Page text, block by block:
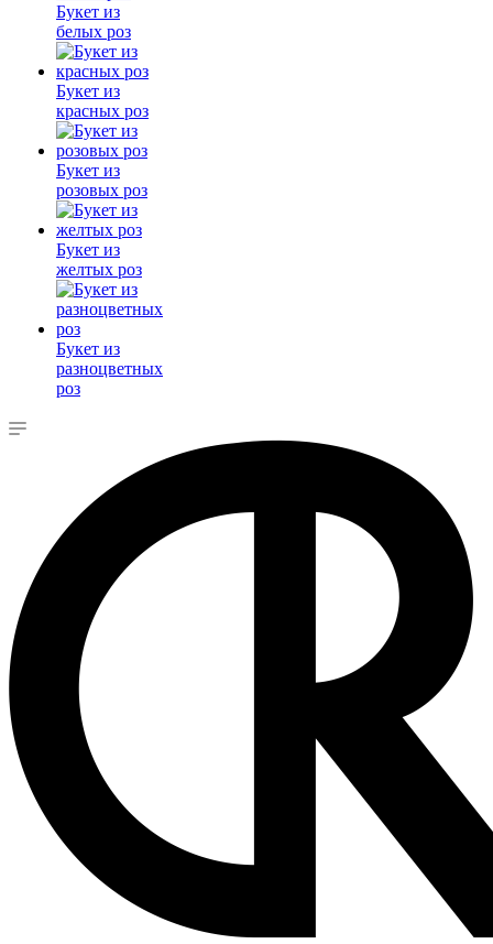
Букет из
белых роз
Букет из
красных роз
Букет из
розовых роз
Букет из
желтых роз
Букет из
разноцветных
роз